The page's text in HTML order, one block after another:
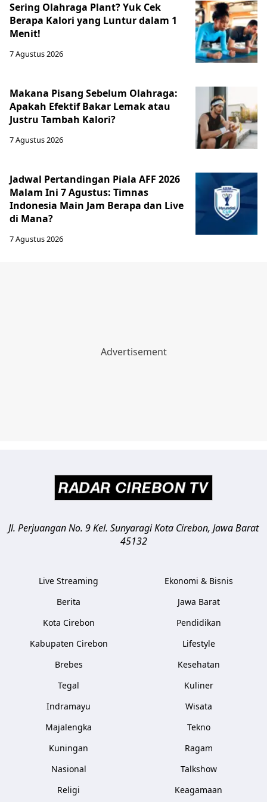
Sering Olahraga Plant? Yuk Cek
Berapa Kalori yang Luntur dalam 1
Menit!
7 Agustus 2026
Makana Pisang Sebelum Olahraga:
Apakah Efektif Bakar Lemak atau
Justru Tambah Kalori?
7 Agustus 2026
Jadwal Pertandingan Piala AFF 2026
Malam Ini 7 Agustus: Timnas
Indonesia Main Jam Berapa dan Live
di Mana?
7 Agustus 2026
Jl. Perjuangan No. 9 Kel. SunyaragiKota Cirebon, Jawa Barat
45132
Live Streaming
Berita
Kota Cirebon
Kabupaten Cirebon
Brebes
Tegal
Indramayu
Majalengka
Kuningan
Nasional
Religi
Ekonomi & Bisnis
Jawa Barat
Pendidikan
Lifestyle
Kesehatan
Kuliner
Wisata
Tekno
Ragam
Talkshow
Keagamaan